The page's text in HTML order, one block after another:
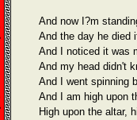
And now I?m
And the day he died
And I noticed it was
And my head didn't
And I went spinning
And I am high upon
High upon the altar,